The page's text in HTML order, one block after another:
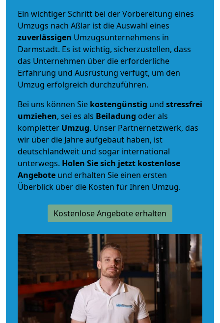
Ein wichtiger Schritt bei der Vorbereitung eines
Umzugs nach Aßlar ist die Auswahl eines
zuverlässigen Umzugsunternehmens in
Darmstadt. Es ist wichtig, sicherzustellen, dass
das Unternehmen über die erforderliche
Erfahrung und Ausrüstung verfügt, um den
Umzug erfolgreich durchzuführen.
Bei uns können Sie kostengünstig und stressfrei
umziehen, sei es als Beiladung oder als
kompletter Umzug. Unser Partnernetzwerk, das
wir über die Jahre aufgebaut haben, ist
deutschlandweit und sogar international
unterwegs. Holen Sie sich jetzt kostenlose
Angebote und erhalten Sie einen ersten
Überblick über die Kosten für Ihren Umzug.
Kostenlose Angebote erhalten